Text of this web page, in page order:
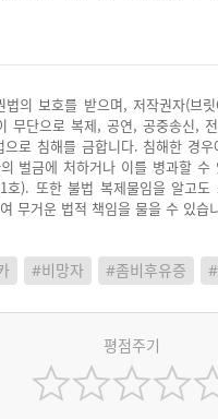
법의 보호를 받으며, 저작권자(브
무단으로 복제, 공연, 공중송신,
으로 침해를 금합니다. 침해한 경
벌금에 처하거나 이를 병과할 수
호). 또한 불법 복제물임을 알고
무거운 법적 책임을 물을 수 있습
#비망자 #좀비후유증
평점주기